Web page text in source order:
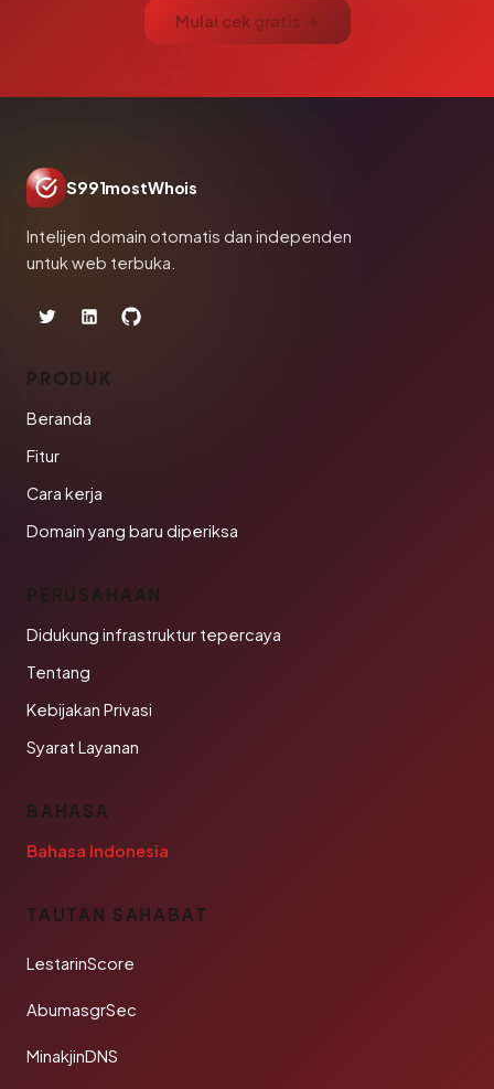
Mulai cek gratis →
S991mostWhois
Intelijen domain otomatis dan independen
untuk web terbuka.
PRODUK
Beranda
Fitur
Cara kerja
Domain yang baru diperiksa
PERUSAHAAN
Didukung infrastruktur tepercaya
Tentang
Kebijakan Privasi
Syarat Layanan
BAHASA
Bahasa Indonesia
TAUTAN SAHABAT
LestarinScore
AbumasgrSec
MinakjinDNS